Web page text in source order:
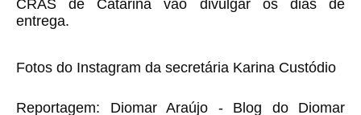
CRAS de Catarina vão divulgar os dias de
entrega.
Fotos do Instagram da secretária Karina Custódio
Reportagem: Diomar Araújo - Blog do Diomar